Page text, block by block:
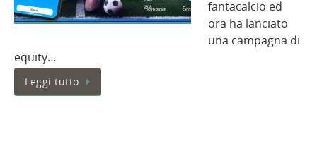
fantacalcio ed
ora ha lanciato
una campagna di
equity…
Leggi tutto